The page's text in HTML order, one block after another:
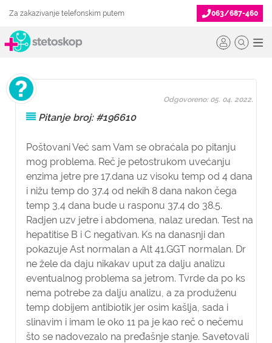
Za zakazivanje telefonskim putem 063/687-460
Pitanje broj: #196610
Poštovani Već sam Vam se obraćala po pitanju
mog problema. Reč je petostrukom uvećanju
enzima jetre pre 17.dana uz visoku temp od 4 dana
i nižu temp do 37.4 od nekih 8 dana nakon čega
temp 3,4 dana bude u rasponu 37.4 do 38.5.
Radjen uzv jetre i abdomena, nalaz uredan. Test na
hepatitise B i C negativan. Ks na danasnji dan
pokazuje Ast normalan a Alt 41.GGT normalan. Dr
ne žele da daju nikakav uput za dalju analizu
eventualnog problema sa jetrom. Tvrde da po ks
nema potrebe za dalju analizu, a za produženu
temp dobijem antibiotik jer osim kašlja, sada i
slinavim i imam le oko 11 pa je kao reč o nečemu
što se nadovezalo na pređašnje stanje. Savetovali
Odgovoreno: 05. 04. 2022.